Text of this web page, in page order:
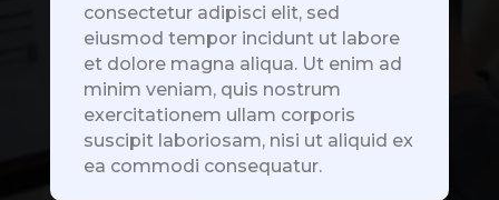
consectetur adipisci elit, sed
eiusmod tempor incidunt ut labore
et dolore magna aliqua. Ut enim ad
minim veniam, quis nostrum
exercitationem ullam corporis
suscipit laboriosam, nisi ut aliquid ex
ea commodi consequatur.